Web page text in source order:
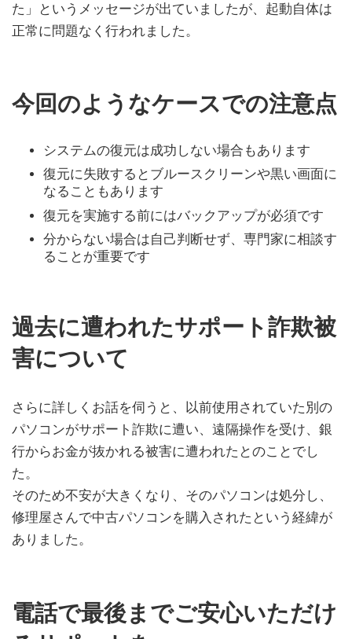
た」というメッセージが出ていましたが、起動自体は
正常に問題なく行われました。
今回のようなケースでの注意点
システムの復元は成功しない場合もあります
復元に失敗するとブルースクリーンや黒い画面に
なることもあります
復元を実施する前にはバックアップが必須です
分からない場合は自己判断せず、専門家に相談す
ることが重要です
過去に遭われたサポート詐欺被
害について
さらに詳しくお話を伺うと、以前使用されていた別の
パソコンがサポート詐欺に遭い、遠隔操作を受け、銀
行からお金が抜かれる被害に遭われたとのことでし
た。
そのため不安が大きくなり、そのパソコンは処分し、
修理屋さんで中古パソコンを購入されたという経緯が
ありました。
電話で最後までご安心いただけ